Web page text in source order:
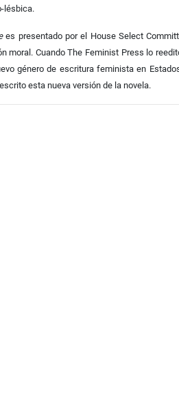
lésbica.
es presentado por el House Select
moral. Cuando The Feminist Press lo
género de escritura feminista en
esta nueva versión de la novela.